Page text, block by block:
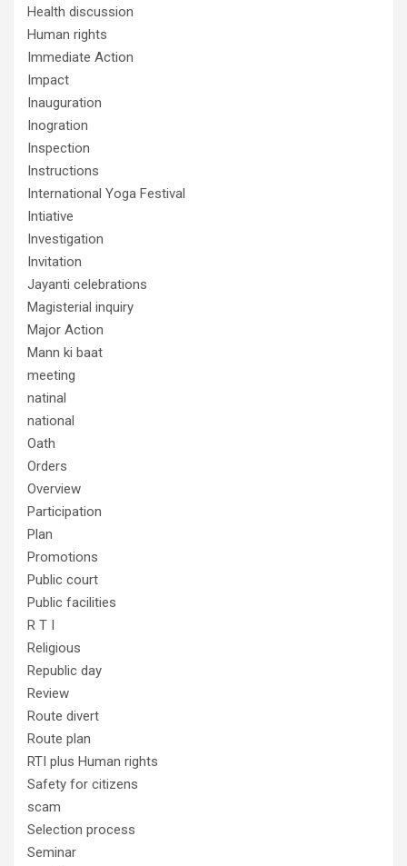
Health discussion
Human rights
Immediate Action
Impact
Inauguration
Inogration
Inspection
Instructions
International Yoga Festival
Intiative
Investigation
Invitation
Jayanti celebrations
Magisterial inquiry
Major Action
Mann ki baat
meeting
natinal
national
Oath
Orders
Overview
Participation
Plan
Promotions
Public court
Public facilities
R T I
Religious
Republic day
Review
Route divert
Route plan
RTI plus Human rights
Safety for citizens
scam
Selection process
Seminar